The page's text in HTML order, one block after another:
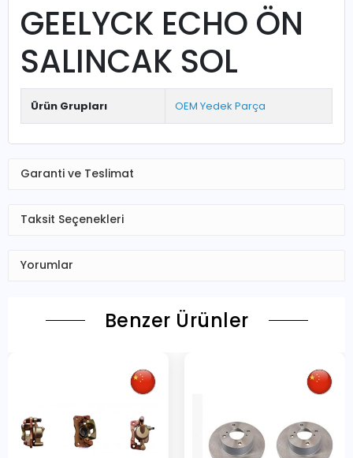
GEELYCK ECHO ÖN
SALINCAK SOL
Ürün Grupları OEM Yedek Parça
Garanti ve Teslimat
Taksit Seçenekleri
Yorumlar
Benzer Ürünler